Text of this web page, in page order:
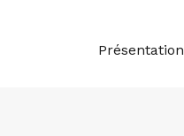
Présentation